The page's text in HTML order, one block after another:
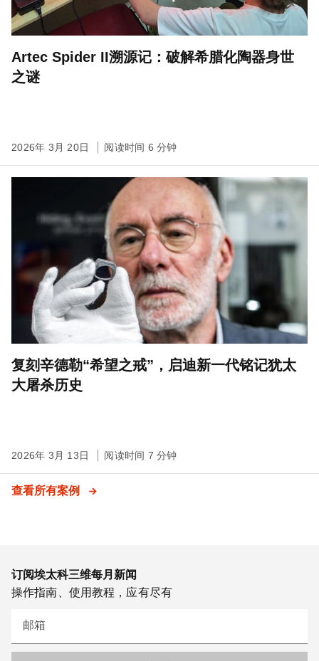
Artec Spider II溯源记：破解希腊化陶器身世
之谜
2026年 3月 20日 阅读时间 6 分钟
复刻辛德勒“希望之戒”，启迪新一代铭记犹太
大屠杀历史
2026年 3月 13日 阅读时间 7 分钟
查看所有案例
订阅埃太科三维每月新闻
操作指南、使用教程，应有尽有
邮箱